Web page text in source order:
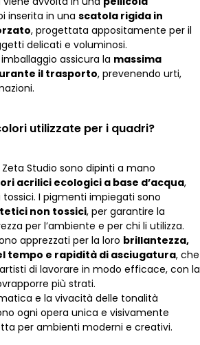
inserita in una scatola rigida in
, progettata appositamente per il
delicati e voluminosi.
assicura la massima
il trasporto, prevenendo urti,
utilizzate per i quadri?
Studio sono dipinti a mano
acrilici ecologici a base d’acqua,
tossici. I pigmenti impiegati sono
non tossici, per garantire la
per l’ambiente e per chi li utilizza.
apprezzati per la loro brillantezza,
tempo e rapidità di asciugatura, che
di lavorare in modo efficace, con la
più strati.
e la vivacità delle tonalità
ogni opera unica e visivamente
per ambienti moderni e creativi.